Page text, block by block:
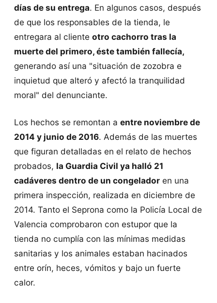
días de su entrega. En algunos casos, después
de que los responsables de la tienda, le
entregara al cliente otro cachorro tras la
muerte del primero, éste también fallecía,
generando así una "situación de zozobra e
inquietud que alteró y afectó la tranquilidad
moral" del denunciante.
Los hechos se remontan a entre noviembre de
2014 y junio de 2016. Además de las muertes
que figuran detalladas en el relato de hechos
probados, la Guardia Civil ya halló 21
cadáveres dentro de un congeladoren una
primera inspección, realizada en diciembre de
2014. Tanto el Seprona como la Policía Local de
Valencia comprobaron con estupor que la
tienda no cumplía con las mínimas medidas
sanitarias y los animales estaban hacinados
entre orín, heces, vómitos y bajo un fuerte
calor.